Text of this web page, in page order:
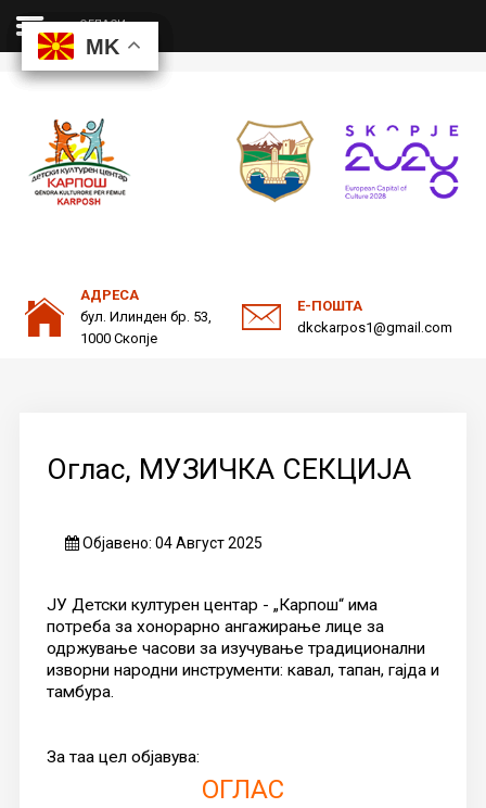
MK
MK
ДКЦ
ОДНОСИ СО ЈАВНОСТ
ОГЛАСИ
MK
MK
АДРЕСА
бул. Илинден бр. 53,
1000 Скопје
Е-ПОШТА
dkckarpos1@gmail.com
Пребарајте на нашата веб страна
Оглас, МУЗИЧКА СЕКЦИЈА
Објавено: 04 Август 2025
ЈУ Детски културен центар - „Карпош“ има
потреба за хонорарно ангажирање лице за
одржување часови за изучување традиционални
изворни народни инструменти: кавал, тапан, гајда и
тамбура.
За таа цел објавува:
ОГЛАС